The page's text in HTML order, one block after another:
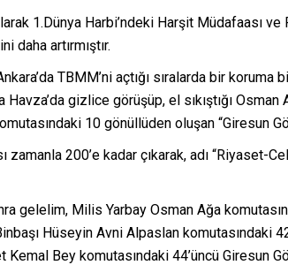
1.Dünya Harbi’ndeki Harşit Müdafaası ve
daha artırmıştır.
TBMM’ni açtığı sıralarda bir koruma
Havza’da gizlice görüşüp, el sıkıştığı
10 gönüllüden oluşan “Giresun
zamanla 200’e kadar çıkarak, adı “Riyaset-
gelelim, Milis Yarbay Osman Ağa
Hüseyin Avni Alpaslan komutasındaki
Kemal Bey komutasındaki 44’üncü Giresun